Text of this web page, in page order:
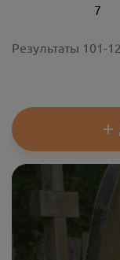
7
Результаты 101-